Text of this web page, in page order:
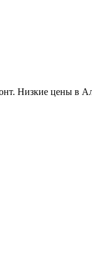
Низкие цены в